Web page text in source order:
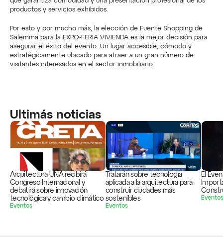
productos y servicios exhibidos.
Por esto y por mucho más, la elección de Fuente Shopping de
Salemma para la EXPO-FERIA VIVIENDA es la mejor decisión para
asegurar el éxito del evento. Un lugar accesible, cómodo y
estratégicamente ubicado para atraer a un gran número de
visitantes interesados en el sector inmobiliario.
Ultimás noticias
Arquitectura UNA recibirá
Congreso Internacional y
debatirá sobre innovación
tecnológica y cambio climático
Eventos
Tratarán sobre tecnología
aplicada a la arquitectura para
construir ciudades más
sostenibles
Eventos
El
Eventos